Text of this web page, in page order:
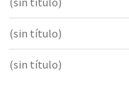
(sin título)
(sin título)